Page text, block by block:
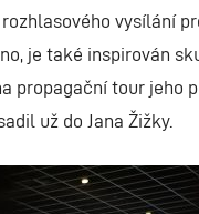
vysílání
je také inspirován
tour jeho
už do Jana Žižky.